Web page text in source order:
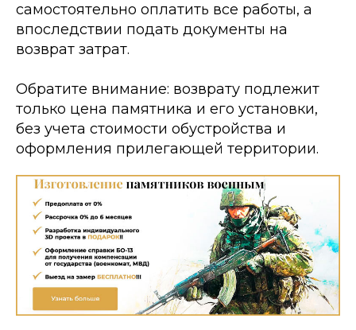
самостоятельно оплатить все работы, а
впоследствии подать документы на
возврат затрат.
Обратите внимание: возврату подлежит
только цена памятника и его установки,
без учета стоимости обустройства и
оформления прилегающей территории.